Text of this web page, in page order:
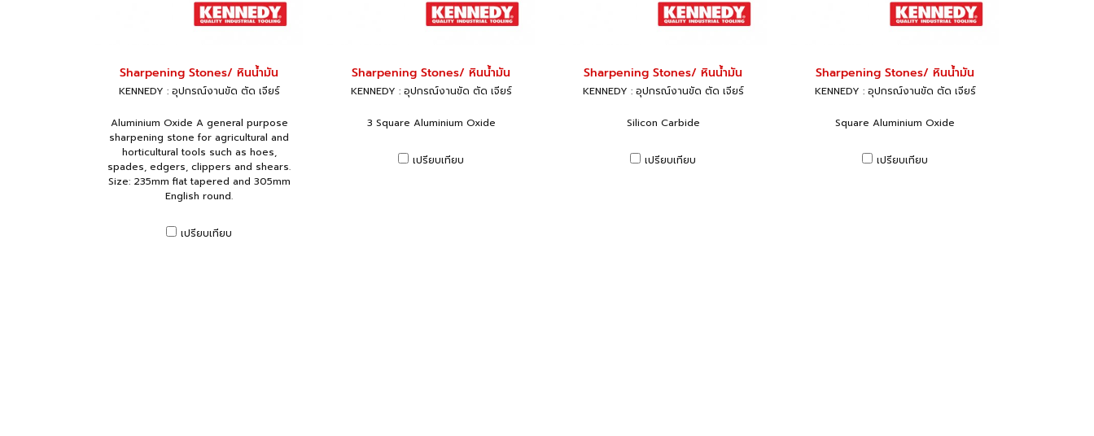
Sharpening Stones/ หินน้ำมัน
KENNEDY : อุปกรณ์งานขัด ตัด เจียร์
Aluminium Oxide A general purpose
sharpening stone for agricultural and
horticultural tools such as hoes,
spades, edgers, clippers and shears.
Size: 235mm flat tapered and 305mm
English round.
เปรียบเทียบ
Sharpening Stones/ หินน้ำมัน
KENNEDY : อุปกรณ์งานขัด ตัด เจียร์
3 Square Aluminium Oxide
เปรียบเทียบ
Sharpening Stones/ หินน้ำมัน
KENNEDY : อุปกรณ์งานขัด ตัด เจียร์
Silicon Carbide
เปรียบเทียบ
Sharpening Stones/ หินน้ำมัน
KENNEDY : อุปกรณ์งานขัด ตัด เจียร์
Square Aluminium Oxide
เปรียบเทียบ